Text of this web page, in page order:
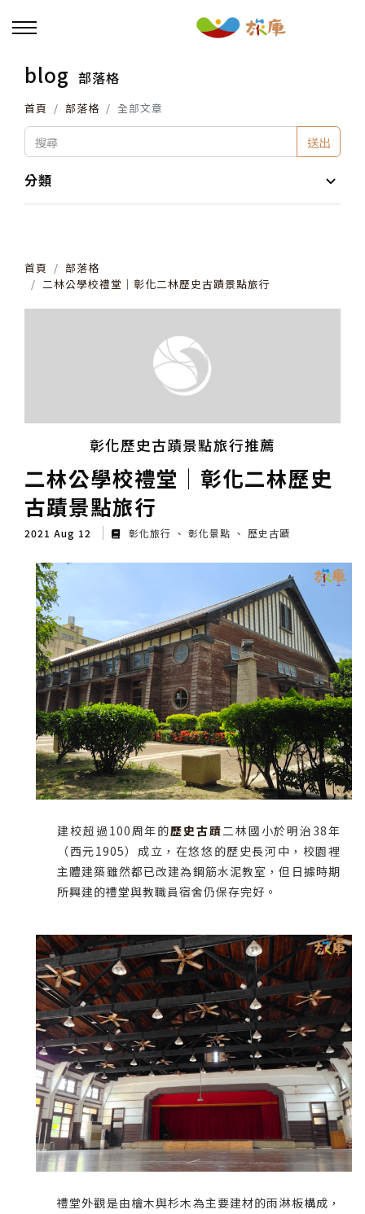
回主選單
活動報名
小旅行及主題導覽
其他活動
blog 部落格
首頁 部落格 全部文章
送出
分類
首頁
部落格
二林公學校禮堂│彰化二林歷史古蹟景點旅行
彰化歷史古蹟景點旅行推薦
二林公學校禮堂│彰化二林歷史
古蹟景點旅行
2021 Aug 12 彰化旅行 彰化景點 歷史古蹟
建校超過100周年的歷史古蹟二林國小於明治38年
（西元1905）成立，在悠悠的歷史長河中，校園裡
主體建築雖然都已改建為鋼筋水泥教室，但日據時期
所興建的禮堂與教職員宿舍仍保存完好。
禮堂外觀是由檜木與杉木為主要建材的雨淋板構成，